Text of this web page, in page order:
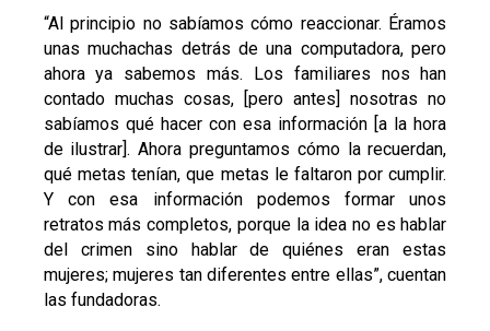
“Al principio no sabíamos cómo reaccionar. Éramos
unas muchachas detrás de una computadora, pero
ahora ya sabemos más. Los familiares nos han
contado muchas cosas, [pero antes] nosotras no
sabíamos qué hacer con esa información [a la hora
de ilustrar]. Ahora preguntamos cómo la recuerdan,
qué metas tenían, que metas le faltaron por cumplir.
Y con esa información podemos formar unos
retratos más completos, porque la idea no es hablar
del crimen sino hablar de quiénes eran estas
mujeres; mujeres tan diferentes entre ellas”, cuentan
las fundadoras.